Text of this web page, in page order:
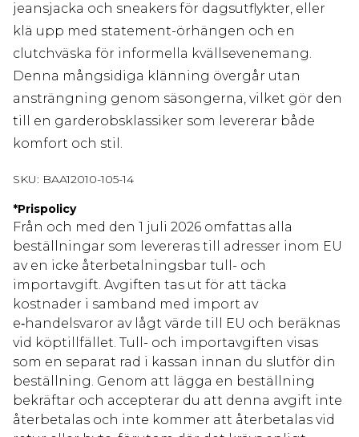
jeansjacka och sneakers för dagsutflykter, eller
klä upp med statement-örhängen och en
clutchväska för informella kvällsevenemang.
Denna mångsidiga klänning övergår utan
ansträngning genom säsongerna, vilket gör den
till en garderobsklassiker som levererar både
komfort och stil.
SKU: BAA12010-105-14
*Prispolicy
Från och med den 1 juli 2026 omfattas alla
beställningar som levereras till adresser inom EU
av en icke återbetalningsbar tull- och
importavgift. Avgiften tas ut för att täcka
kostnader i samband med import av
e‑handelsvaror av lågt värde till EU och beräknas
vid köptillfället. Tull- och importavgiften visas
som en separat rad i kassan innan du slutför din
beställning. Genom att lägga en beställning
bekräftar och accepterar du att denna avgift inte
återbetalas och inte kommer att återbetalas vid